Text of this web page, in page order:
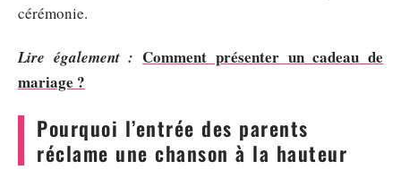
cérémonie.
Lire également : Comment présenter un cadeau de
mariage ?
Pourquoi l’entrée des parents
réclame une chanson à la hauteur